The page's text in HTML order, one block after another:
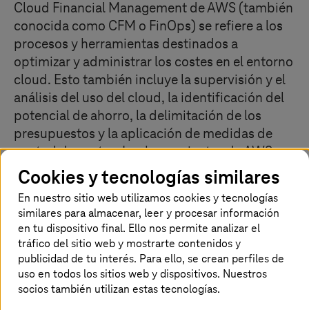
Cloud Financial Management de AWS (también
conocida como CFM o FinOps) se refiere a los
procesos y herramientas destinados a
optimizar y administrar los costes en el entorno
cloud. Esto también incluye la supervisión y el
análisis del uso del cloud, la identificación del
potencial de ahorro, la delimitación de los
presupuestos y la aplicación de medidas de
control de costes. Las herramientas de AWS
para la gestión de costes de cloud ofrecen a las
organizaciones mayor visibilidad,
transparencia y control sobre sus gastos de
cloud, y les ayudan a optimizar los costes,
realizar mejores previsiones, aumentar la
eficiencia y mejorar su ROI general en el cloud.
Cookies y tecnologías similares
En nuestro sitio web utilizamos cookies y tecnologías
similares para almacenar, leer y procesar información
en tu dispositivo final. Ello nos permite analizar el
tráfico del sitio web y mostrarte contenidos y
publicidad de tu interés. Para ello, se crean perfiles de
uso en todos los sitios web y dispositivos. Nuestros
socios también utilizan estas tecnologías.